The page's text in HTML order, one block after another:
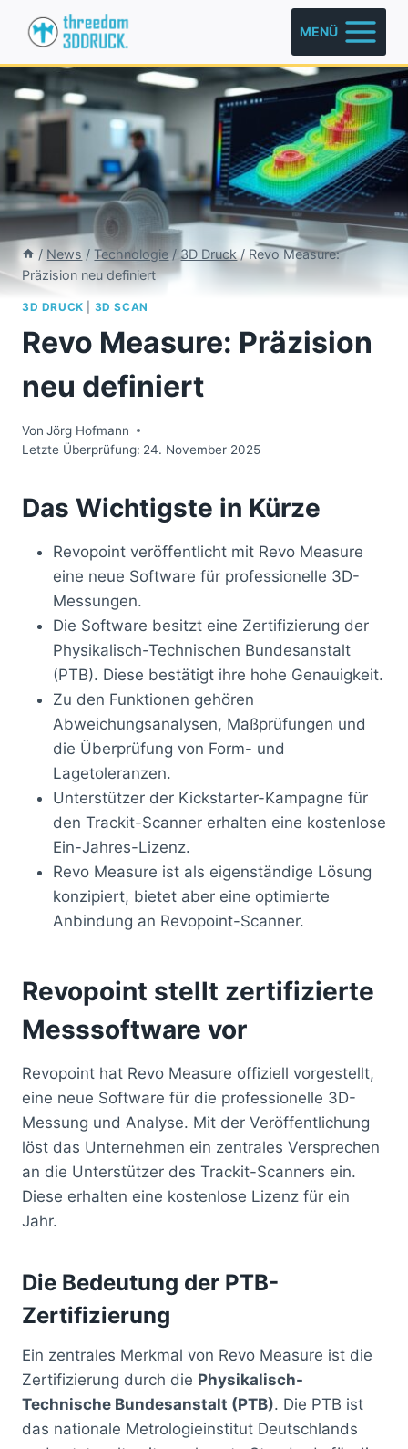
Inhalt
springen
MENÜ
/ News / Technologie / 3D Druck / Revo Measure:
Präzision neu definiert
3D DRUCK 3D SCAN
Revo Measure: Präzision
neu definiert
Von Jörg Hofmann
Letzte Überprüfung: 24. November 2025
Das Wichtigste in Kürze
Revopoint veröffentlicht mit Revo Measure
eine neue Software für professionelle 3D-
Messungen.
Die Software besitzt eine Zertifizierung der
Physikalisch-Technischen Bundesanstalt
(PTB). Diese bestätigt ihre hohe Genauigkeit.
Zu den Funktionen gehören
Abweichungsanalysen, Maßprüfungen und
die Überprüfung von Form- und
Lagetoleranzen.
Unterstützer der Kickstarter-Kampagne für
den Trackit-Scanner erhalten eine kostenlose
Ein-Jahres-Lizenz.
Revo Measure ist als eigenständige Lösung
konzipiert, bietet aber eine optimierte
Anbindung an Revopoint-Scanner.
Revopoint stellt zertifizierte
Messsoftware vor
Revopoint hat Revo Measure offiziell vorgestellt,
eine neue Software für die professionelle 3D-
Messung und Analyse. Mit der Veröffentlichung
löst das Unternehmen ein zentrales Versprechen
an die Unterstützer des Trackit-Scanners ein.
Diese erhalten eine kostenlose Lizenz für ein
Jahr.
Die Bedeutung der PTB-
Zertifizierung
Ein zentrales Merkmal von Revo Measure ist die
Zertifizierung durch die Physikalisch-
Technische Bundesanstalt (PTB). Die PTB ist
das nationale Metrologieinstitut Deutschlands